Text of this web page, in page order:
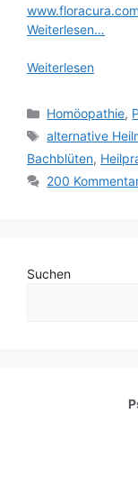
www.floracura.com
Weiterlesen…
Weiterlesen
Kategorien
Homöopathie,
Schlagwörter
alternative
Bachblüten,
200
Suchen